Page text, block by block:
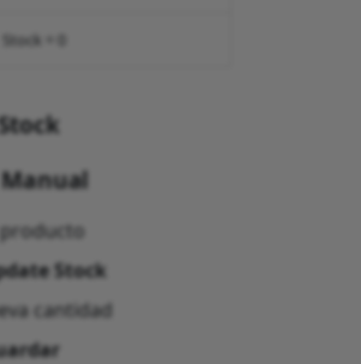
Stock = 0
Stock
cantidad